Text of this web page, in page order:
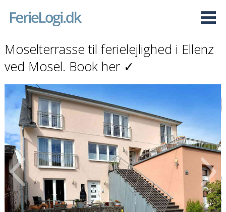
Moselterrasse til ferielejlighed i Ellenz
ved Mosel. Book her ✓